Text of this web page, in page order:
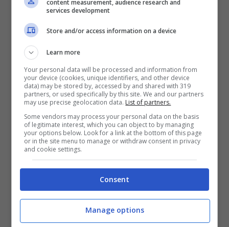
Roma, dove assistere alla fioritura dei ciliegi: uno
spettacolo mozzafiato a due passi da casa –
viagginews.com
Ecco dove andare a Roma per assistere
all’hanami:
Laghetto dell’Eur
: l’ingresso è
completamente gratuito e si
possono organizzare dei
piacevolissimi picnic. Basta sedersi
sotto gli alberi, portare un telo e un
content measurement, audience research and
services development
Store and/or access information on a device
Learn more
Your personal data will be processed and information from
your device (cookies, unique identifiers, and other device
data) may be stored by, accessed by and shared with 319
partners, or used specifically by this site. We and our partners
may use precise geolocation data. List of partners.
Some vendors may process your personal data on the basis
of legitimate interest, which you can object to by managing
your options below. Look for a link at the bottom of this page
or in the site menu to manage or withdraw consent in privacy
and cookie settings.
Consent
Manage options